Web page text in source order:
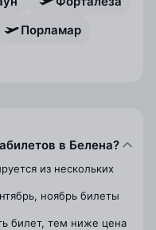
Порламар
в Белена?
из нескольких
ноябрь билеты
билет, тем ниже цена